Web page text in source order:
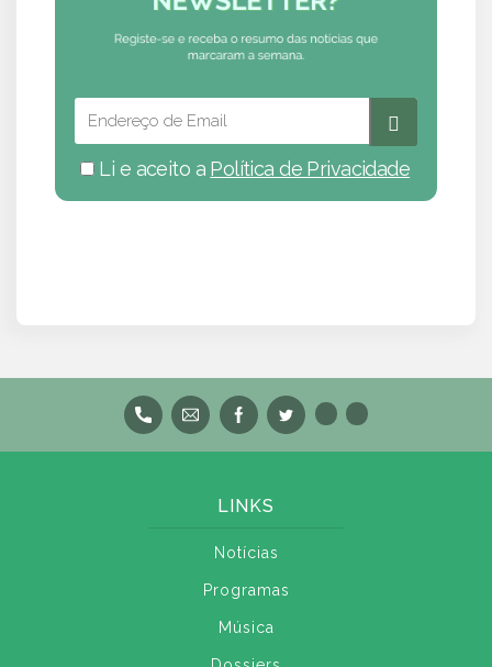
Li e aceito a Política de Privacidade
LINKS
Notícias
Programas
Música